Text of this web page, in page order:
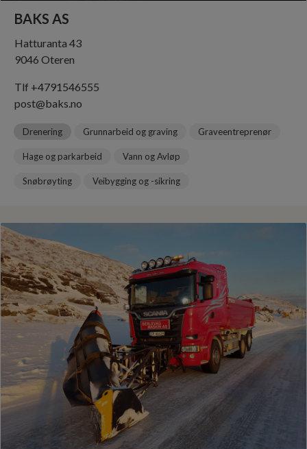
BAKS AS
Hatturanta 43
9046 Oteren
Tlf +4791546555
post@baks.no
Graveentreprenør
Grunnarbeid og graving
Drenering
Vann og Avløp
Hage og parkarbeid
Veibygging og -sikring
Snøbrøyting